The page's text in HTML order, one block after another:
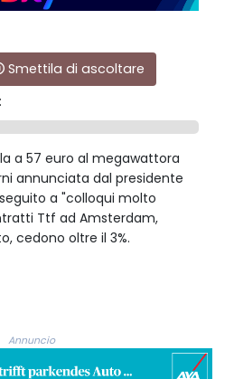
Smettila di ascoltare
a 57 euro al megawattora
annunciata dal presidente
a "colloqui molto
Ttf ad Amsterdam,
cedono oltre il 3%.
Annuncio